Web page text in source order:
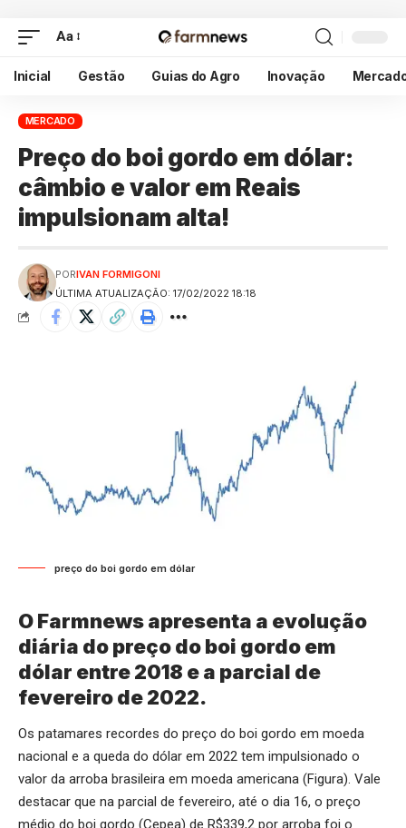
Aa
Inicial Gestão Guias do Agro Inovação
MERCADO
Preço do boi gordo em dólar:
câmbio e valor em Reais
impulsionam alta!
ÚLTIMA ATUALIZAÇÃO: 17/02/2022 18:18
PORIVAN FORMIGONI
preço do boi gordo em dólar
O Farmnews apresenta a evolução
diária do preço do boi gordo em
dólar entre 2018 e a parcial de
fevereiro de 2022.
Os patamares recordes do preço do boi gordo em moeda
nacional e a queda do dólar em 2022 tem impulsionado o
valor da arroba brasileira em moeda americana (Figura). Vale
destacar que na parcial de fevereiro, até o dia 16, o preço
médio do boi gordo (Cepea) de R$339,2 por arroba foi o